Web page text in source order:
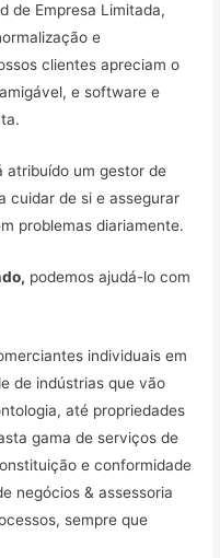
de Empresa Limitada,
e
clientes apreciam o
e software e
atribuído um gestor de
cuidar de si e assegurar
problemas diariamente.
podemos ajudá-lo com
individuais em
de indústrias que vão
até propriedades
gama de serviços de
e conformidade
negócios & assessoria
sempre que